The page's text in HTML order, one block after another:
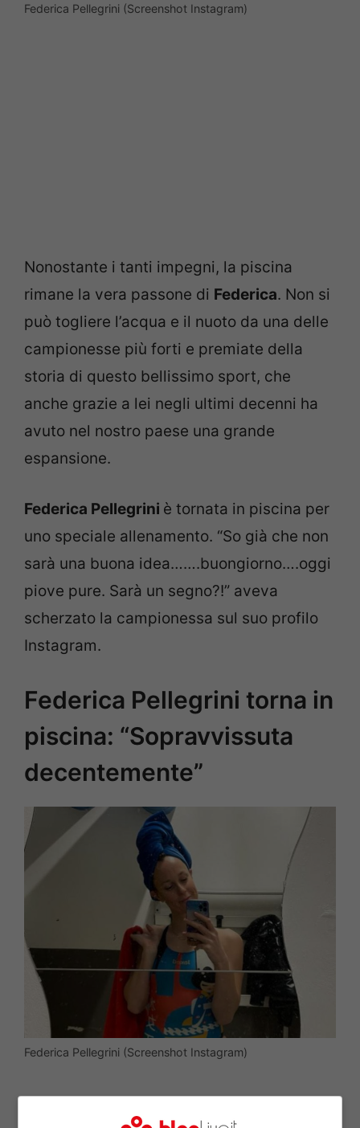
Federica Pellegrini (Screenshot Instagram)
Nonostante i tanti impegni, la piscina
rimane la vera passone di Federica. Non si
può togliere l’acqua e il nuoto da una delle
campionesse più forti e premiate della
storia di questo bellissimo sport, che
anche grazie a lei negli ultimi decenni ha
avuto nel nostro paese una grande
espansione.
Federica Pellegrini è tornata in piscina per
uno speciale allenamento. “So già che non
sarà una buona idea…….buongiorno….oggi
piove pure. Sarà un segno?!” aveva
scherzato la campionessa sul suo profilo
Instagram.
Federica Pellegrini torna in
piscina: “Sopravvissuta
decentemente”
Federica Pellegrini (Screenshot Instagram)